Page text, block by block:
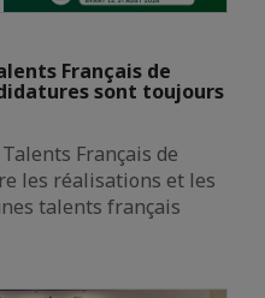
Français de
sont toujours
Français de
les réalisations et les
talents français